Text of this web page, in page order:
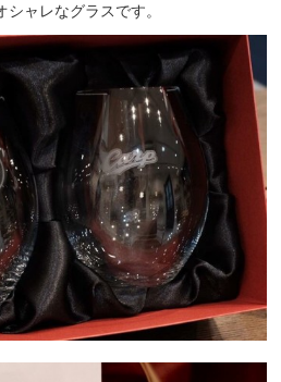
ャレなグラスです。